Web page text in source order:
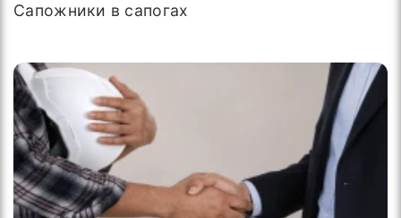
Сапожники в сапогах